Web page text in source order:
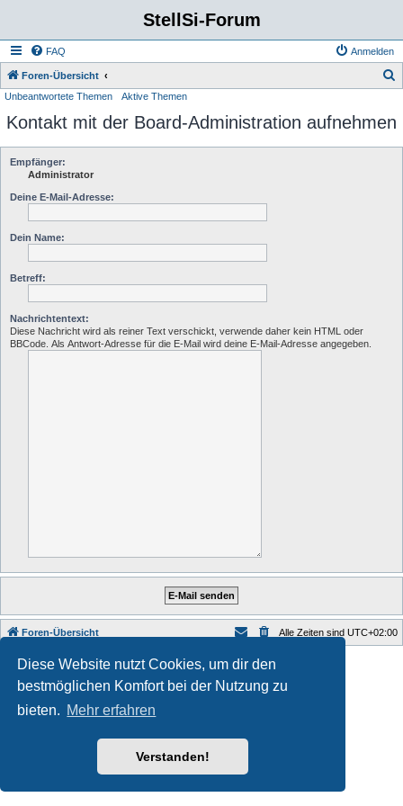
Diese Website nutzt Cookies, um dir den
bestmöglichen Komfort bei der Nutzung zu
bieten. Mehr erfahren
Verstanden!
StellSi-Forum
FAQ Anmelden
Foren-Übersicht
Unbeantwortete Themen Aktive Themen
Kontakt mit der Board-Administration aufnehmen
Empfänger:
Administrator
Deine E-Mail-Adresse:
Dein Name:
Betreff:
Nachrichtentext:
Diese Nachricht wird als reiner Text verschickt, verwende daher kein HTML oder
BBCode. Als Antwort-Adresse für die E-Mail wird deine E-Mail-Adresse angegeben.
Foren-Übersicht Alle Zeiten sind UTC+02:00
Style developer byZuma Portal,
Powered byphpBB ® Forum Software © phpBB Limited
Deutsche Übersetzung durchphpBB.de
Datenschutz